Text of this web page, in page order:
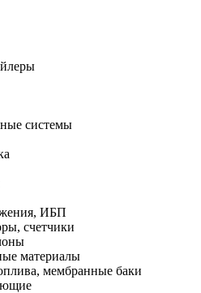
системы
ИБП
счетчики
материалы
мембранные баки